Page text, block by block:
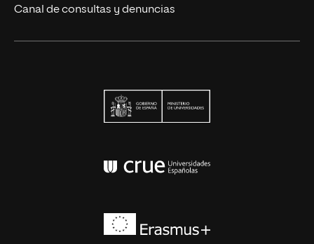
Canal de consultas y denuncias